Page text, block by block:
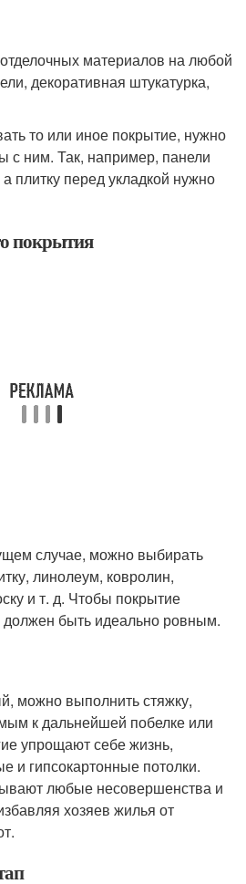
материалов на любой
декоративная штукатурка,
то или иное покрытие, нужно
с ним. Так, например, панели
плитку перед укладкой нужно
покрытия
случае, можно выбирать
линолеум, ковролин,
и т. д. Чтобы покрытие
быть идеально ровным.
можно выполнить стяжку,
к дальнейшей побелке или
упрощают себе жизнь,
и гипсокартонные потолки.
любые несовершенства и
хозяев жилья от